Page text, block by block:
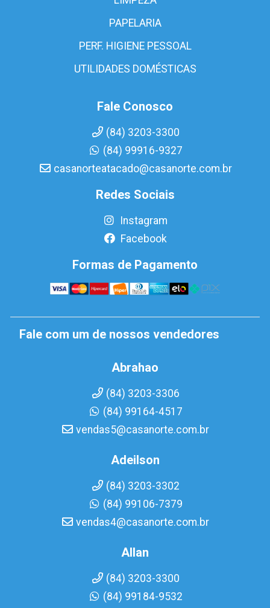
PAPELARIA
PERF. HIGIENE PESSOAL
UTILIDADES DOMÉSTICAS
Fale Conosco
(84) 3203-3300
(84) 99916-9327
casanorteatacado@casanorte.com.br
Redes Sociais
Instagram
Facebook
Formas de Pagamento
Fale com um de nossos vendedores
Abrahao
(84) 3203-3306
(84) 99164-4517
vendas5@casanorte.com.br
Adeilson
(84) 3203-3302
(84) 99106-7379
vendas4@casanorte.com.br
Allan
(84) 3203-3300
(84) 99184-9532